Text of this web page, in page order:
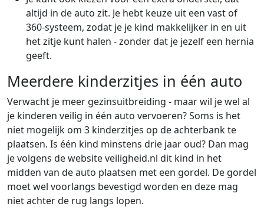
altijd in de auto zit. Je hebt keuze uit een vast of
360-systeem, zodat je je kind makkelijker in en uit
het zitje kunt halen - zonder dat je jezelf een hernia
geeft.
Meerdere kinderzitjes in één auto
Verwacht je meer gezinsuitbreiding - maar wil je wel al
je kinderen veilig in één auto vervoeren? Soms is het
niet mogelijk om 3 kinderzitjes op de achterbank te
plaatsen. Is één kind minstens drie jaar oud? Dan mag
je volgens de website veiligheid.nl dit kind in het
midden van de auto plaatsen met een gordel. De gordel
moet wel voorlangs bevestigd worden en deze mag
niet achter de rug langs lopen.